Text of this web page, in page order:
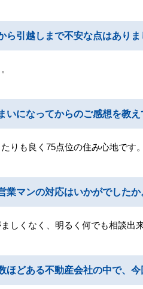
ら引越しまで不安な点はありま
いになってからのご感想を教
りも良く75点位の住み心地です。
業マンの対応はいかがでした
しくなく、明るく何でも相談出
ほどある不動産会社の中で、